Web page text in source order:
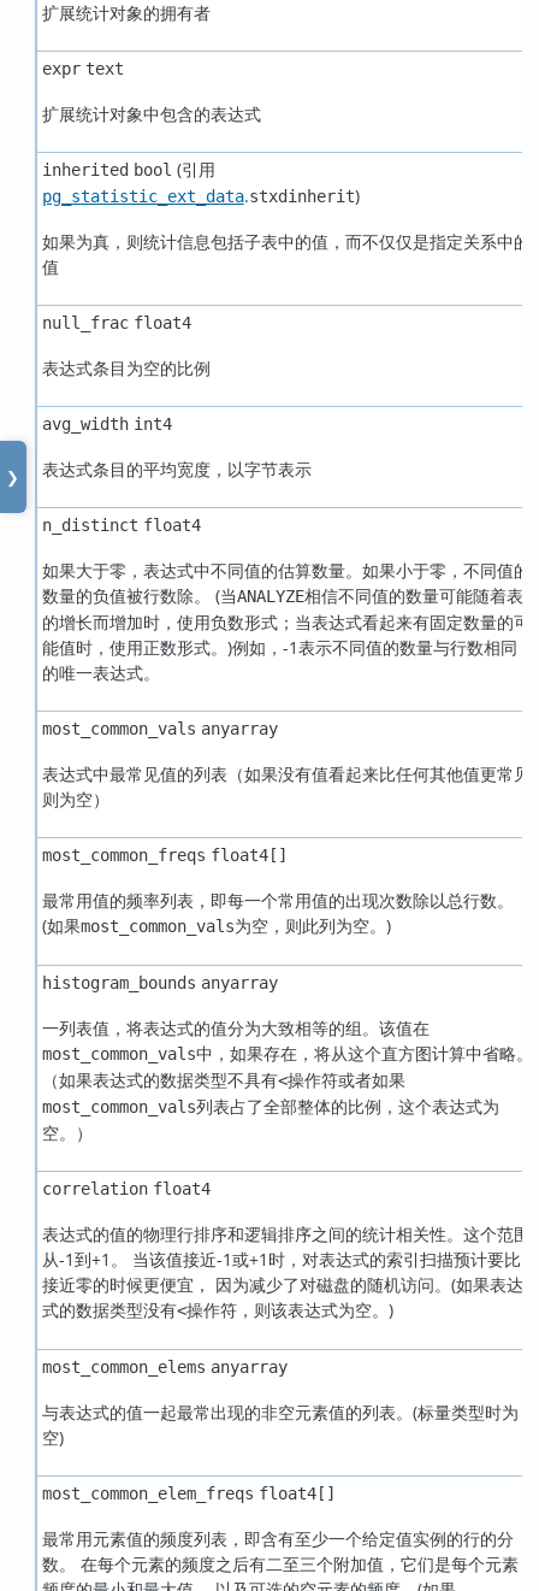
❯
扩展统计对象的拥有者
expr text
扩展统计对象中包含的表达式
inherited bool (引用
pg_statistic_ext_data.stxdinherit)
如果为真，则统计信息包括子表中的值，而不仅仅是指定关系中的
值
null_frac float4
表达式条目为空的比例
avg_width int4
表达式条目的平均宽度，以字节表示
n_distinct float4
如果大于零，表达式中不同值的估算数量。如果小于零，不同值的
数量的负值被行数除。 (当ANALYZE相信不同值的数量可能随着表
的增长而增加时，使用负数形式；当表达式看起来有固定数量的可
能值时，使用正数形式。)例如，-1表示不同值的数量与行数相同
的唯一表达式。
most_common_vals anyarray
表达式中最常见值的列表（如果没有值看起来比任何其他值更常见
则为空）
most_common_freqs float4[]
最常用值的频率列表，即每一个常用值的出现次数除以总行数。
(如果most_common_vals为空，则此列为空。)
histogram_bounds anyarray
一列表值，将表达式的值分为大致相等的组。该值在
most_common_vals中，如果存在，将从这个直方图计算中省略。
（如果表达式的数据类型不具有<操作符或者如果
most_common_vals列表占了全部整体的比例，这个表达式为
空。）
correlation float4
表达式的值的物理行排序和逻辑排序之间的统计相关性。这个范围
从-1到+1。 当该值接近-1或+1时，对表达式的索引扫描预计要比
接近零的时候更便宜， 因为减少了对磁盘的随机访问。(如果表达
式的数据类型没有<操作符，则该表达式为空。)
most_common_elems anyarray
与表达式的值一起最常出现的非空元素值的列表。(标量类型时为
空)
most_common_elem_freqs float4[]
最常用元素值的频度列表，即含有至少一个给定值实例的行的分
数。 在每个元素的频度之后有二至三个附加值，它们是每个元素